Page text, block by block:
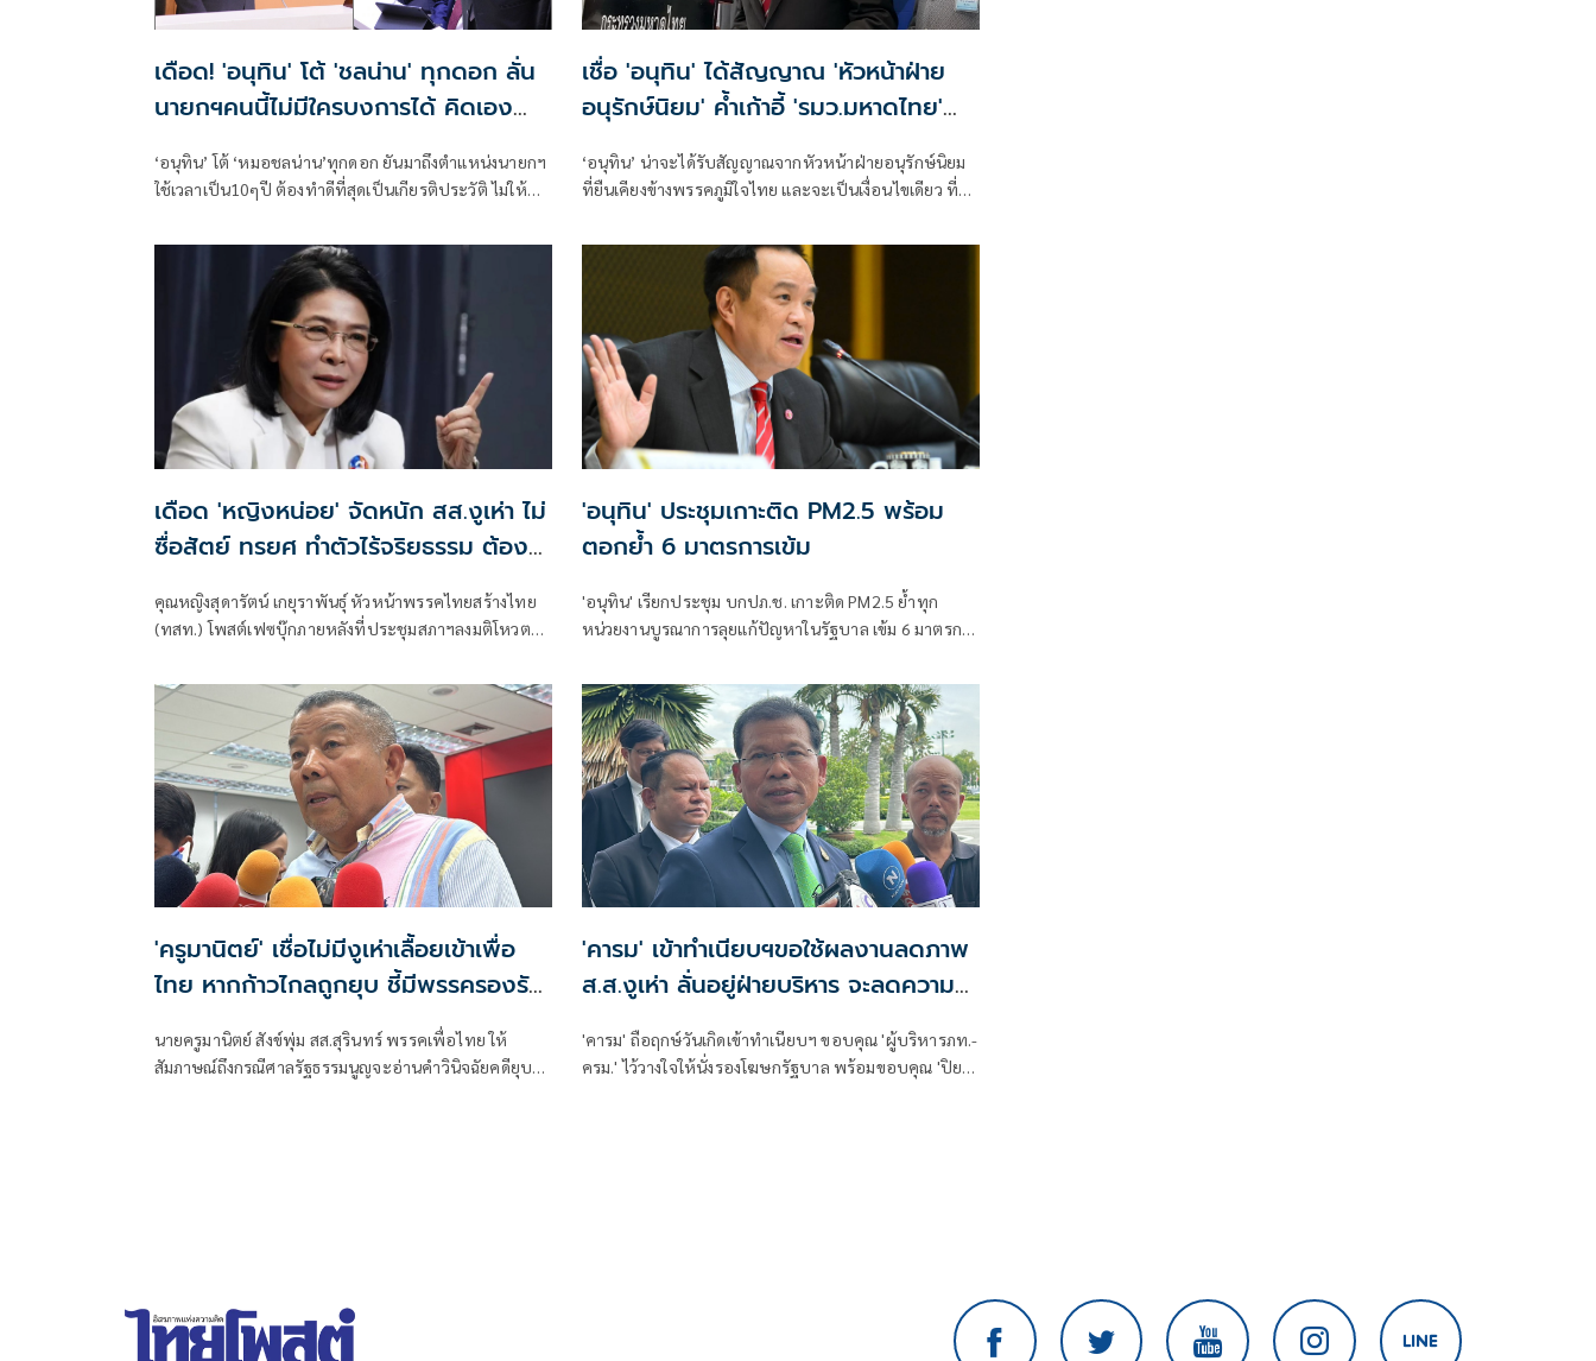
เดือด! 'อนุทิน' โต้ 'ชลน่าน' ทุกดอก ลั่น
นายกฯคนนี้ไม่มีใครบงการได้ คิดเอง
‘อนุทิน’ โต้ ‘หมอชลน่าน’ทุกดอก ยันมาถึงตำแหน่งนายกฯ
ใช้เวลาเป็น10ๆปี ต้องทำดีที่สุดเป็นเกียรติประวัติ ไม่ให้
‘ทักษิณ’ สวนเห็นทางออกในทุกปัญหา เชื่อมือ ครม.
ทำงานเต็มที่ใน 4 เดือน บอกจ่อปรับ รมว.สธ. หากนำ
นโยบายฟอกไตฟรีกลับมาไม่ได้ใน 2 เดือน จะไปเป็นเอง
เย้ย ‘ชลน่าน’ เป็นแค่เลขารมต.แต่ตัวเองเป็นรัฐมนตรี ยัน
30บาทรักษาทุกที่ อนุทิน ไม่ใช่ชลน่าน ทำ ‘หมอชลน่าน’
สวนทันควัน
เชื่อ 'อนุทิน' ได้สัญญาณ 'หัวหน้าฝ่าย
อนุรักษ์นิยม' ค้ำเก้าอี้ 'รมว.มหาดไทย'
‘อนุทิน’ น่าจะได้รับสัญญาณจากหัวหน้าฝ่ายอนุรักษ์นิยม
ที่ยืนเคียงข้างพรรคภูมิใจไทย และจะเป็นเงื่อนไขเดียว ที่
เดือด 'หญิงหน่อย' จัดหนัก สส.งูเห่า ไม่
ซื่อสัตย์ ทรยศ ทำตัวไร้จริยธรรม ต้อง
คุณหญิงสุดารัตน์ เกยุราพันธุ์ หัวหน้าพรรคไทยสร้างไทย
(ทสท.) โพสต์เฟซบุ๊กภายหลังที่ประชุมสภาฯลงมติโหวต
รัฐมนตรี โดยมีส.ส. พรรคไทยสร้างไทย ลงมติไม่เห็นชอบ 5
เสียง จากทั้งหมด 6 เสียง ว่า
'อนุทิน' ประชุมเกาะติด PM2.5 พร้อม
ตอกย้ำ 6 มาตรการเข้ม
'อนุทิน' เรียกประชุม บกปภ.ช. เกาะติด PM2.5 ย้ำทุก
หน่วยงานบูรณาการลุยแก้ปัญหาในรัฐบาล เข้ม 6 มาตรการ
'ครูมานิตย์' เชื่อไม่มีงูเห่าเลื้อยเข้าเพื่อ
ไทย หากก้าวไกลถูกยุบ ชี้มีพรรครองรับ
นายครูมานิตย์ สังข์พุ่ม สส.สุรินทร์ พรรคเพื่อไทย ให้
สัมภาษณ์ถึงกรณีศาลรัฐธรรมนูญจะอ่านคำวินิจฉัยคดียุบ
'คารม' เข้าทำเนียบฯขอใช้ผลงานลดภาพ
ส.ส.งูเห่า ลั่นอยู่ฝ่ายบริหาร จะลดความ
ใจร้อน ไม่แขวะใคร
'คารม' ถือฤกษ์วันเกิดเข้าทำเนียบฯ ขอบคุณ 'ผู้บริหารภท.-
ครม.' ไว้วางใจให้นั่งรองโฆษกรัฐบาล พร้อมขอบคุณ 'ปิย